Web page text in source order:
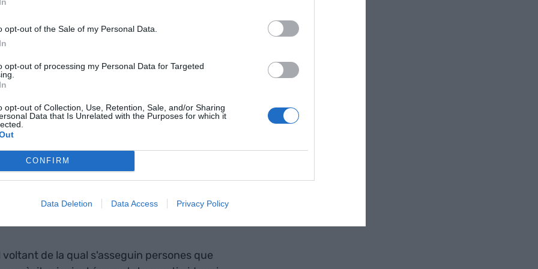
opt-out of the Sale of my Personal Data.
opt-out of processing my Personal Data for Targeted
opt-out of Collection, Use, Retention, Sale, and/or Sharing
Data that Is Unrelated with the Purposes for which it
CONFIRM
Data Deletion Data Access Privacy Policy
funcioni, l'organització piramidal o lineal no és la
una major connexió i una contínua interacció
canvis importants en la manera de treballar i
d'adoptar una organització que potenciï i
circular.
Va de persones compartint un objectiu
motriu de tota l'organització. Però el
de cadascuna de les persones. Al contrari.
ignorar.
de la qual s'asseguin persones que